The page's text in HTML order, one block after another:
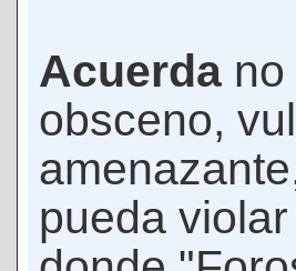
Acuerda
obsceno,
pueda